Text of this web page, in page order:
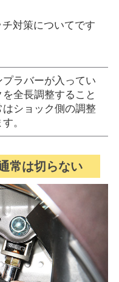
対策についてです
ラバーが入ってい
全長調整すること
ショック側の調整
。
常は切らない